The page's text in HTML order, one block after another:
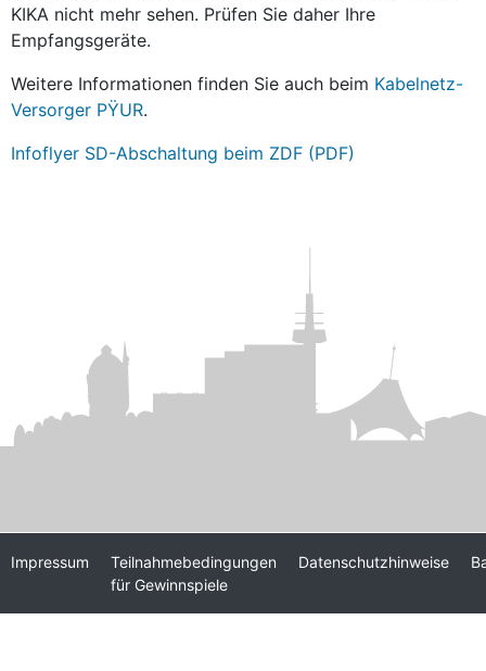
KIKA nicht mehr sehen. Prüfen Sie daher Ihre
Empfangsgeräte.
Weitere Informationen finden Sie auch beim Kabelnetz-
Versorger PŸUR.
Infoflyer SD-Abschaltung beim ZDF (PDF)
Impressum
Teilnahmebedingungen
für Gewinnspiele
Datenschutzhinweise